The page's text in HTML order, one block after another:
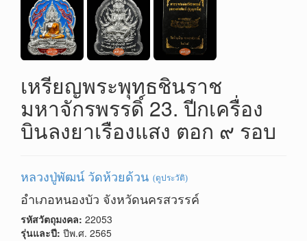
เหรียญพระพุทธชินราช
มหาจักรพรรดิ์ 23. ปีกเครื่อง
บินลงยาเรืองแสง ตอก ๙​ รอบ
หลวงปู่พัฒน์ วัดห้วยด้วน (ดูประวัติ)
อำเภอหนองบัว จังหวัดนครสวรรค์
รหัสวัตถุมงคล: 22053
รุ่นและปี: ปีพ.ศ. 2565